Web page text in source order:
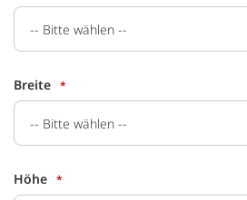
Breite
Höhe